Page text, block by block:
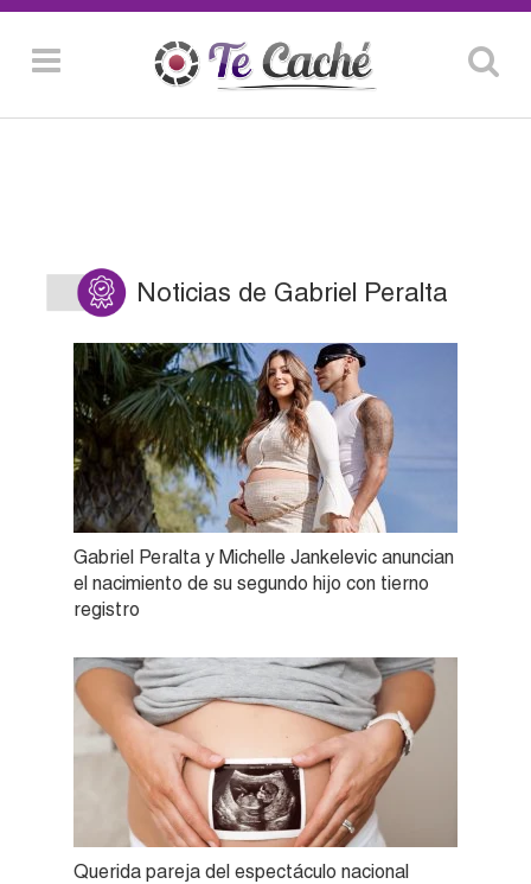
Noticias de Gabriel Peralta
Gabriel Peralta y Michelle Jankelevic anuncian
el nacimiento de su segundo hijo con tierno
registro
Querida pareja del espectáculo nacional